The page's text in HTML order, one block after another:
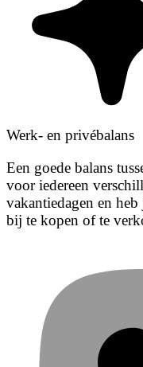
Werk- en privébalans
Een goede balans
voor iedereen
vakantiedagen en
bij te kopen of te